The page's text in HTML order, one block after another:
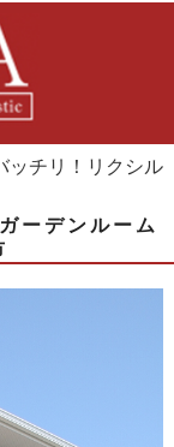
ッチリ！リクシル
ーデンルーム